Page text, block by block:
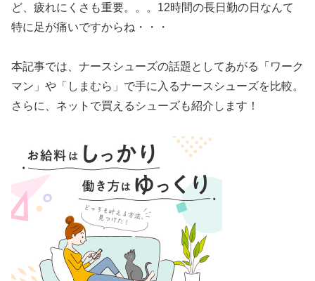
ど、疲れにくさも重要。。。12時間の長日勤の日なんて
特に足が痛いですからね・・・
本記事では、ナースシューズの話題としてあがる「ワーク
マン」や「しまむら」で手に入るナースシューズを比較。
さらに、ネットで買えるシューズも紹介します！